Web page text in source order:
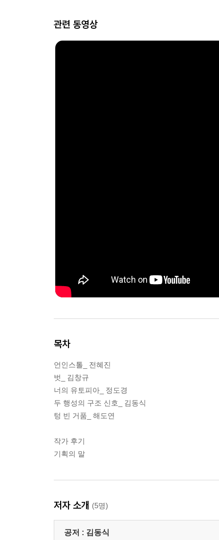
관련 동영상
목차
언인스톨_ 전혜진
벗_ 김창규
너의 유토피아_ 정도경
두 행성의 구조 신호_ 김동식
텅 빈 거품_ 해도연
작가 후기
기획의 말
저자 소개 (5명)
공저 : 김동식